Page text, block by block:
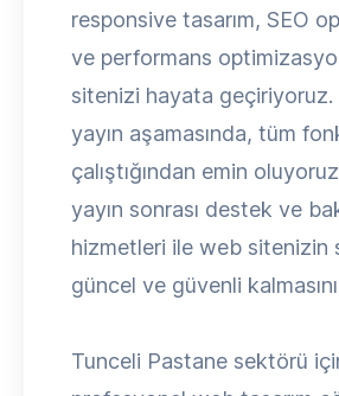
responsive tasarım, SEO
ve performans
sitenizi hayata
yayın aşamasında, tüm
çalıştığından emin
yayın sonrası destek ve
hizmetleri ile web sitenizin
güncel ve güvenli
Tunceli Pastane sektörü